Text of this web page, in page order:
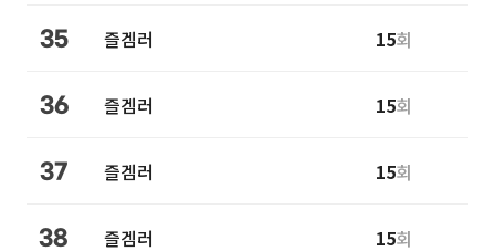
35 즐겜러 15회
36 즐겜러 15회
37 즐겜러 15회
38 즐겜러 15회